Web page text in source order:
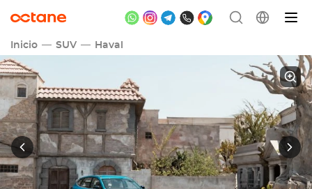
Inicio SUV Haval